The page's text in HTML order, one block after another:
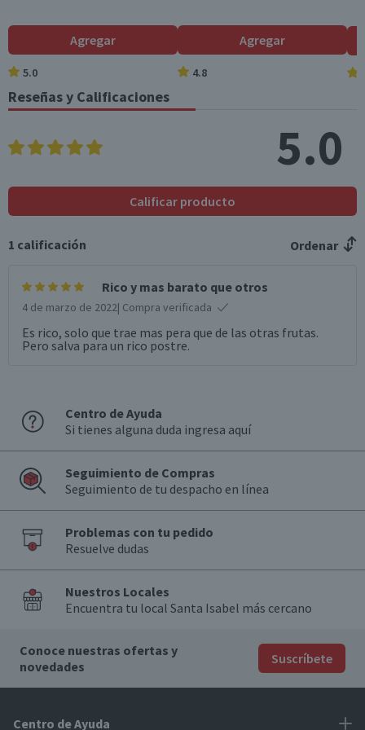
Agregar
5.0
Agregar
4.8
Reseñas y Calificaciones
5.0
Calificar producto
1 calificación Ordenar
Rico y mas barato que otros
4 de marzo de 2022| Compra verificada
Es rico, solo que trae mas pera que de las otras frutas.
Pero salva para un rico postre.
Centro de Ayuda
Si tienes alguna duda ingresa aquí
Seguimiento de Compras
Seguimiento de tu despacho en línea
Problemas con tu pedido
Resuelve dudas
Nuestros Locales
Encuentra tu local Santa Isabel más cercano
Conoce nuestras ofertas y
novedades
Suscríbete
Centro de Ayuda